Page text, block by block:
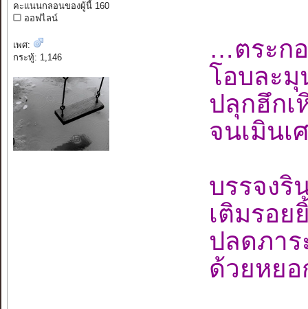
คะแนนกลอนของผู้นี้ 160
ออฟไลน์
เพศ:
กระทู้: 1,146
…ตระก
โอบละมุ
ปลุกฮึกเ
จนเมินเ
บรรจงริ
เติมรอย
ปลดภาร
ด้วยหยอ